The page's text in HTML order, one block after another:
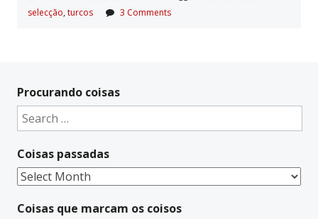
selecção, turcos 3 Comments
Procurando coisas
Search
for:
Coisas passadas
Coisas
Coisas que marcam os coisos